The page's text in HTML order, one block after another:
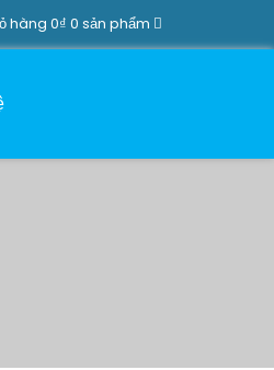
hàng 0₫ 0 sản phẩm